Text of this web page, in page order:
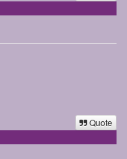
Quote